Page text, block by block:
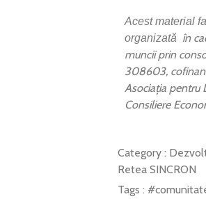
Acest material
organizată în
muncii prin
308603,
Asociația pentru
Consiliere
Category :
Retea SINCRON
Tags :